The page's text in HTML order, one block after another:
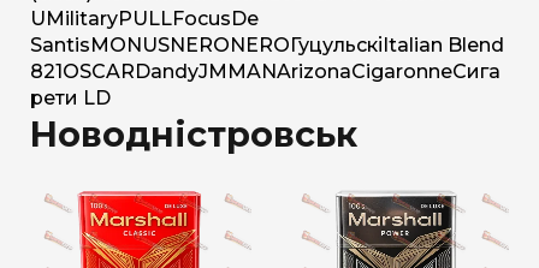
U MilitaryPULLFocus De
Santis MONUSNERO NERO Гуцульскі Italian Blend
821 OSCAR DandyJM MANArizonaCigaronneСига
рети LD
Новодністровськ